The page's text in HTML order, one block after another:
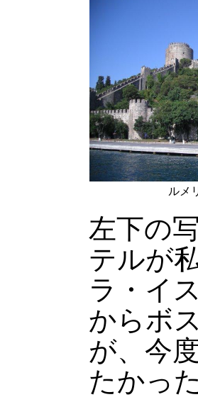
ルメ
左下の
テルが
ラ・イ
からボ
が、今
たかっ